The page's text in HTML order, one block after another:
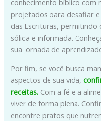
conhecimento bíblico com
projetados para desafiar
das Escrituras, permitindo
sólida e informada.
sua jornada de
Por fim, se você busca
aspectos de sua vida,
receitas. Com a fé e a
viver de forma plena.
encontre pratos que